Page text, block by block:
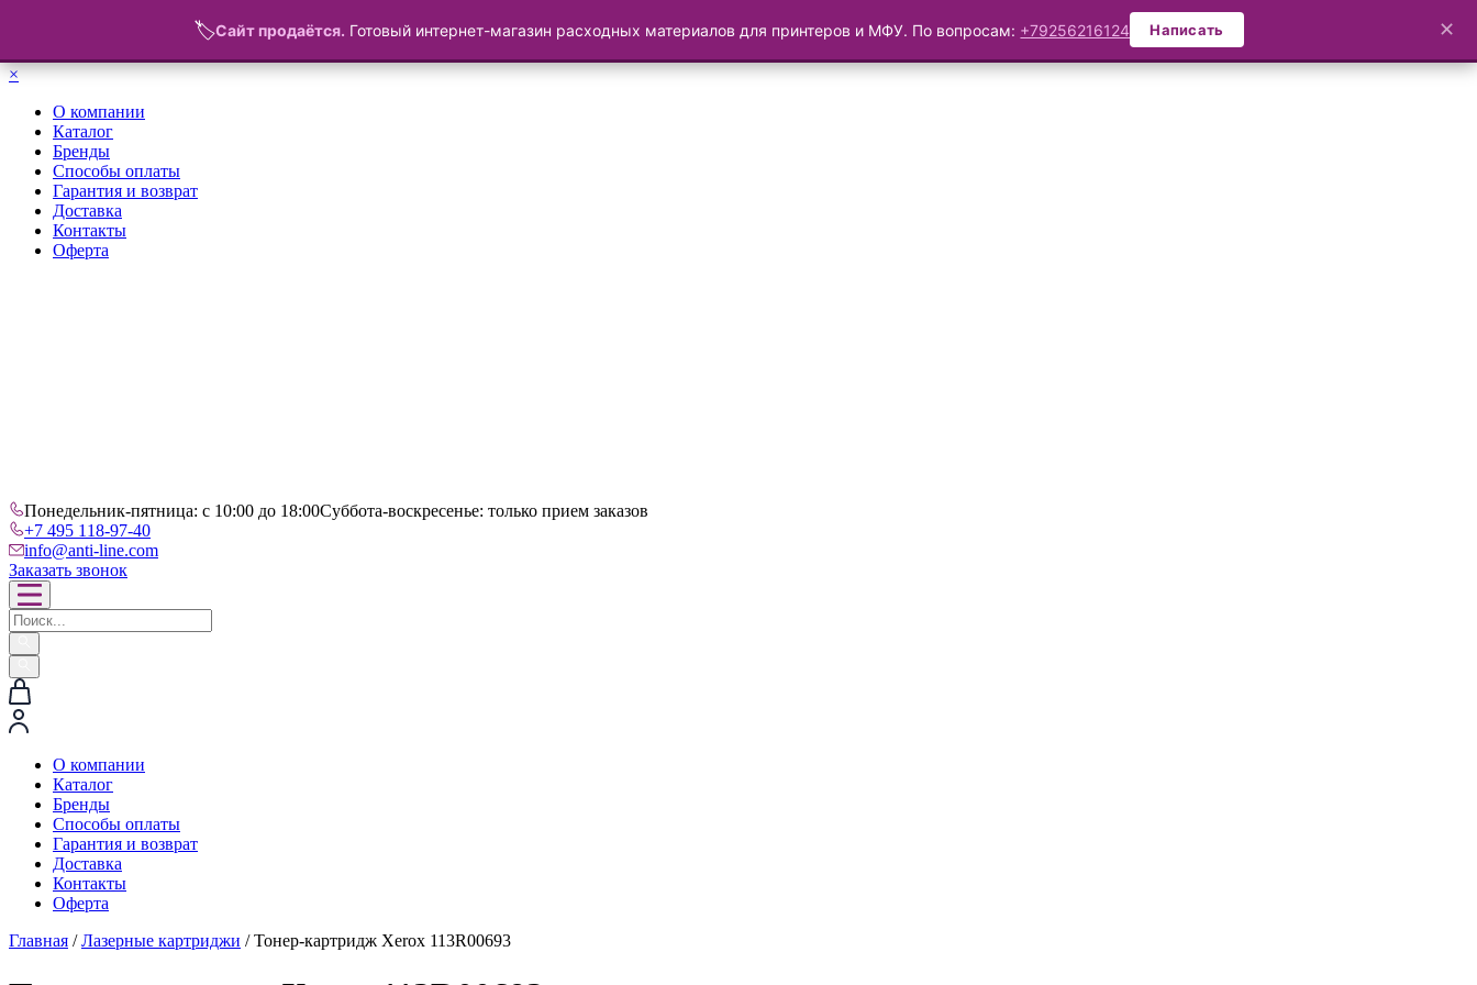
×
О компании
Каталог
Бренды
Способы оплаты
Гарантия и возврат
Доставка
Контакты
Оферта
Понедельник-пятница: с 10:00 до 18:00Суббота-воскресенье: только прием заказов
+7 495 118-97-40
info@anti-line.com
Заказать звонок
О компании
Каталог
Бренды
Способы оплаты
Гарантия и возврат
Доставка
Контакты
Оферта
Главная /Лазерные картриджи / Тонер-картридж Xerox 113R00693
🏷️Сайт продаётся. Готовый интернет-магазин расходных материалов для принтеров и МФУ. По вопросам: +79256216124 Написать ✕